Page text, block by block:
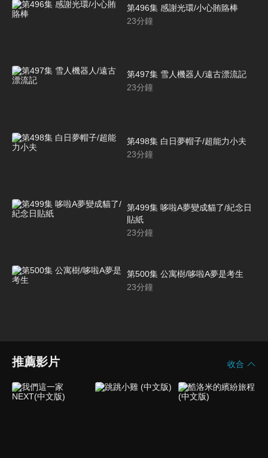
第496集 感謝光環/小心賄賂棒
23分鐘
第497集 雪人機器人/遠古漂流記
23分鐘
第498集 白日夢帽子/超能力小夫
23分鐘
第499集 哆啦A夢變成貓了/紀念日
貼紙
23分鐘
第500集 公寓樹/哆啦A夢是考生
23分鐘
推薦影片 收合